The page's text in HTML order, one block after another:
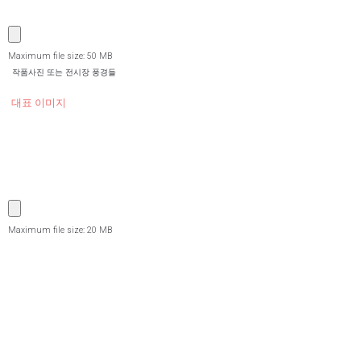
Maximum file size: 50 MB
작품사진 또는 전시장 풍경들
대표 이미지
Maximum file size: 20 MB